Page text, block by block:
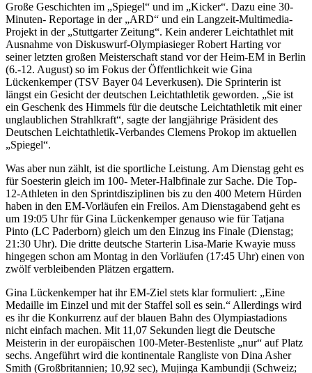
Große Geschichten im „Spiegel“ und im „Kicker“. Dazu eine 30-
Minuten- Reportage in der „ARD“ und ein Langzeit-Multimedia-
Projekt in der „Stuttgarter Zeitung“. Kein anderer Leichtathlet mit
Ausnahme von Diskuswurf-Olympiasieger Robert Harting vor
seiner letzten großen Meisterschaft stand vor der Heim-EM in Berlin
(6.-12. August) so im Fokus der Öffentlichkeit wie Gina
Lückenkemper (TSV Bayer 04 Leverkusen). Die Sprinterin ist
längst ein Gesicht der deutschen Leichtathletik geworden. „Sie ist
ein Geschenk des Himmels für die deutsche Leichtathletik mit einer
unglaublichen Strahlkraft“, sagte der langjährige Präsident des
Deutschen Leichtathletik-Verbandes Clemens Prokop im aktuellen
„Spiegel“.
Was aber nun zählt, ist die sportliche Leistung. Am Dienstag geht es
für Soesterin gleich im 100- Meter-Halbfinale zur Sache. Die Top-
12-Athleten in den Sprintdisziplinen bis zu den 400 Metern Hürden
haben in den EM-Vorläufen ein Freilos. Am Dienstagabend geht es
um 19:05 Uhr für Gina Lückenkemper genauso wie für Tatjana
Pinto (LC Paderborn) gleich um den Einzug ins Finale (Dienstag;
21:30 Uhr). Die dritte deutsche Starterin Lisa-Marie Kwayie muss
hingegen schon am Montag in den Vorläufen (17:45 Uhr) einen von
zwölf verbleibenden Plätzen ergattern.
Gina Lückenkemper hat ihr EM-Ziel stets klar formuliert: „Eine
Medaille im Einzel und mit der Staffel soll es sein.“ Allerdings wird
es ihr die Konkurrenz auf der blauen Bahn des Olympiastadions
nicht einfach machen. Mit 11,07 Sekunden liegt die Deutsche
Meisterin in der europäischen 100-Meter-Bestenliste „nur“ auf Platz
sechs. Angeführt wird die kontinentale Rangliste von Dina Asher
Smith (Großbritannien; 10,92 sec), Mujinga Kambundji (Schweiz;